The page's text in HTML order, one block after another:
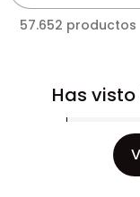
57.652 productos
Has